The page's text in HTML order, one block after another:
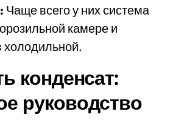
Чаще всего у них система
камере и
холодильной.
конденсат:
руководство